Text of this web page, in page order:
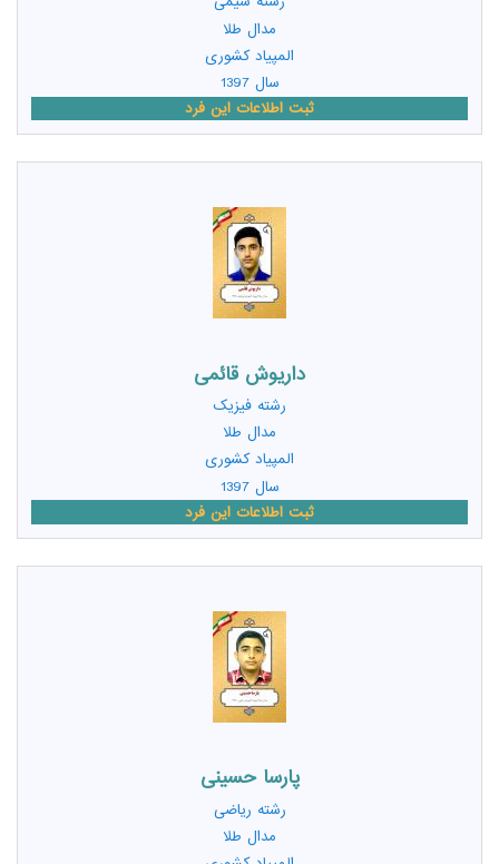
مدال طلا
المپیاد کشوری
سال 1397
ثبت اطلاعات این فرد
داریوش قائمی
رشته فیزیک
مدال طلا
المپیاد کشوری
سال 1397
ثبت اطلاعات این فرد
پارسا حسینی
رشته ریاضی
مدال طلا